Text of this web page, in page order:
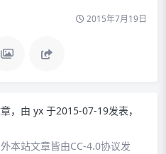
2015年7月19日
，由 yx 于2015-07-19发表，
本站文章皆由CC-4.0协议发